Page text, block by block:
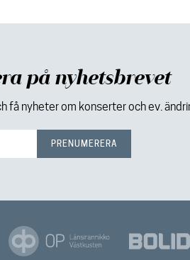
på nyhetsbrevet
få nyheter om konserter och ev.